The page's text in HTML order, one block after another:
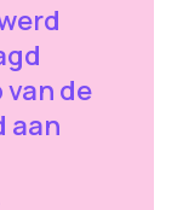
van de
aan